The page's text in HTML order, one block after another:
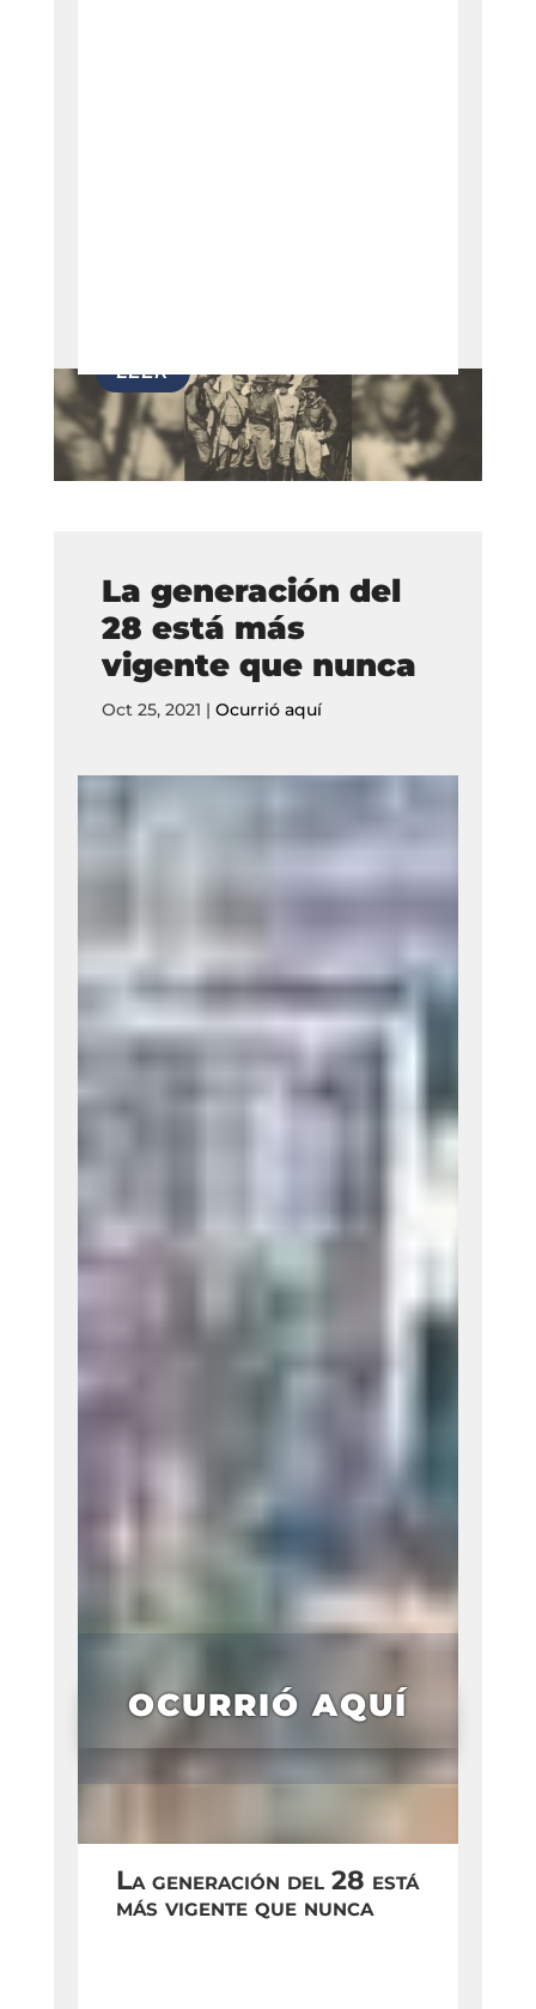
La generación del
28 está más
vigente que nunca
Oct 25, 2021 | Ocurrió aquí
OCURRIÓ AQUÍ
La generación del 28 está
más vigente que nunca